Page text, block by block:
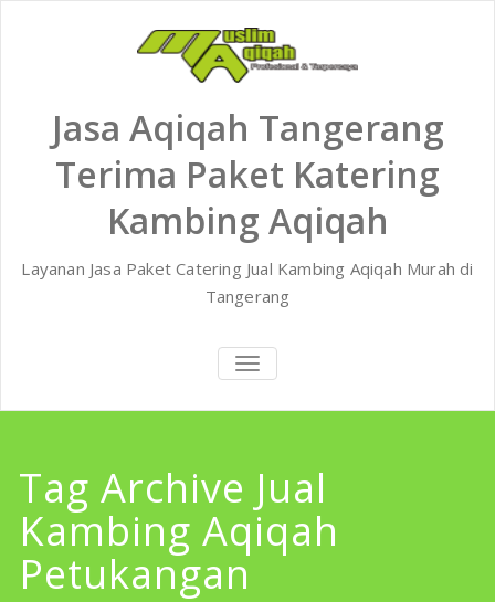
Jasa Aqiqah Tangerang
Terima Paket Katering
Kambing Aqiqah
Layanan Jasa Paket Catering Jual Kambing Aqiqah Murah di
Tangerang
TOGGLE
NAVIGATION
Tag Archive Jual
Kambing Aqiqah
Petukangan